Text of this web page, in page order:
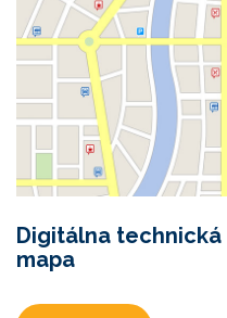
Digitálna technická
mapa